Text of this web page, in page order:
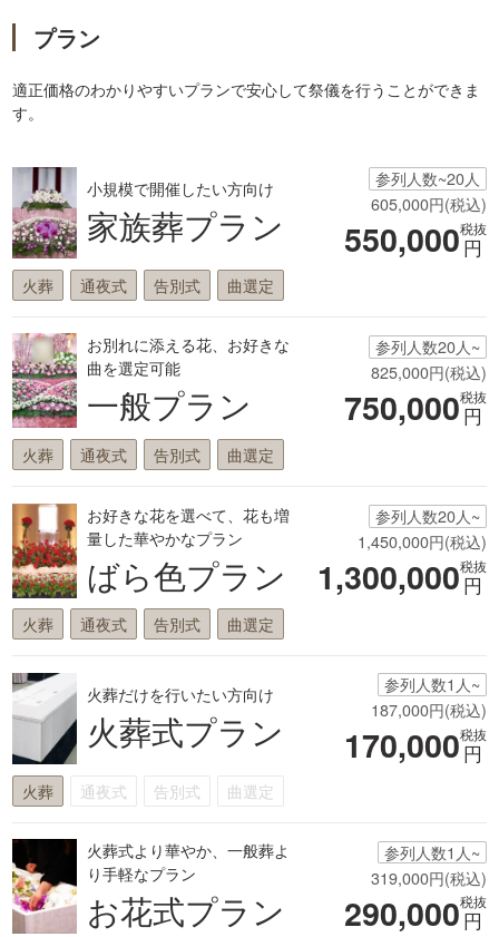
プラン
適正価格のわかりやすいプランで安心して祭儀を行うことができま
す。
小規模で開催したい方向け
家族葬プラン
参列人数~20人
605,000円(税込)
550,000税抜
円
火葬 通夜式 告別式 曲選定
お別れに添える花、お好きな
曲を選定可能
一般プラン
参列人数20人~
825,000円(税込)
750,000税抜
円
火葬 通夜式 告別式 曲選定
お好きな花を選べて、花も増
量した華やかなプラン
ばら色プラン
参列人数20人~
1,450,000円(税込)
1,300,000税抜
円
火葬 通夜式 告別式 曲選定
火葬だけを行いたい方向け
火葬式プラン
参列人数1人~
187,000円(税込)
170,000税抜
円
火葬 通夜式 告別式 曲選定
火葬式より華やか、一般葬よ
り手軽なプラン
お花式プラン
参列人数1人~
319,000円(税込)
290,000税抜
円